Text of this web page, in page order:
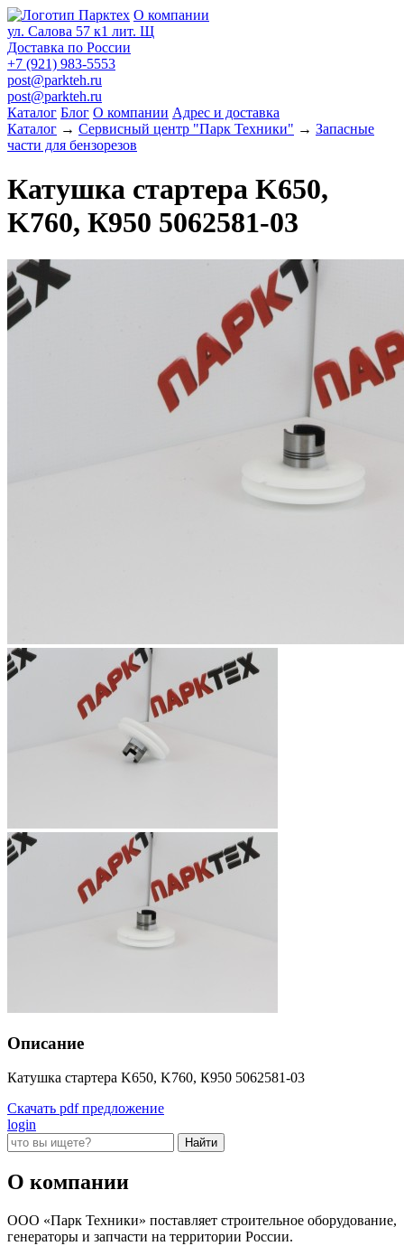
О компании
ул. Салова 57 к1 лит. Щ
Доставка по России
+7 (921) 983-5553
post@parkteh.ru
post@parkteh.ru
Каталог Блог О компании Адрес и доставка
Каталог → Сервисный центр "Парк Техники" → Запасные
части для бензорезов
Катушка стартера K650,
K760, К950 5062581-03
Описание
Катушка стартера K650, K760, К950 5062581-03
Скачать pdf предложение
login
О компании
ООО «Парк Техники» поставляет строительное оборудование,
генераторы и запчасти на территории России.